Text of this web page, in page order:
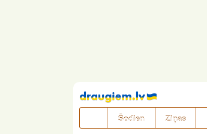
Pāriet
uz
saturu
Šodien Ziņas